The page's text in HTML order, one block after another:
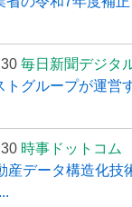
毎日新聞デジタ
トグループが運営
時事ドットコム
産データ構造化技